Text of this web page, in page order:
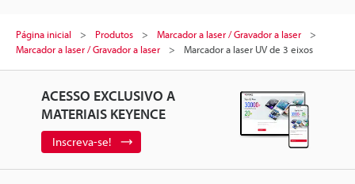
Página inicial Produtos
Marcador a laser / Gravador a laser
Marcador a laser / Gravador a laser
Marcador a laser UV de 3 eixos
ACESSO EXCLUSIVO A
MATERIAIS KEYENCE
Inscreva-se!